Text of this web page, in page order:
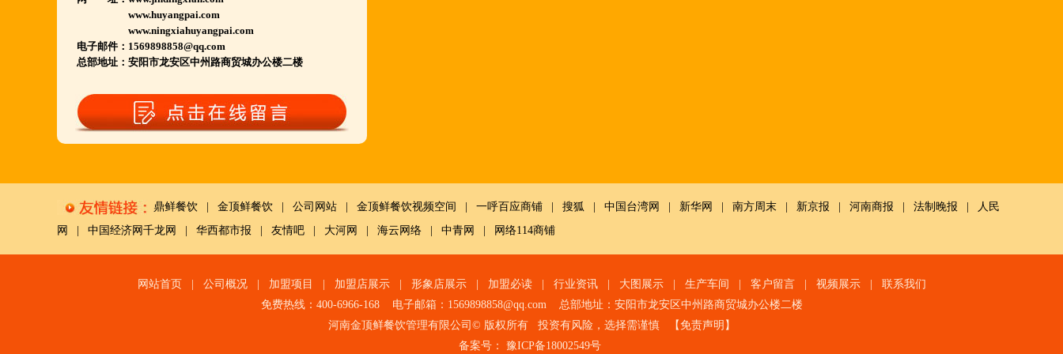
用派人上门指导.住店扶持的经营模式,宁夏风味,一
锅四吃,羊排突出鲜,香,嫩;香辣虾口感纯正,营养丰富,
回客多,易操作,夏天生意更火爆;无需聘厨师;是中小
盟的朋友,公司派人为您选址、设计门店;办理营业执
照;企划宣传;购置物品;全程指导;快开业再派厨师长
时再派厨师长住店不限期传授,直至教会为止;若您开
店无必胜厂的把握,请致电我们.
www.huyangpai.com
www.ningxiahuyangpai.com
电子邮件：1569898858@qq.com
总部地址： 安阳市龙安区中州路商贸城办公楼二楼
鼎鲜餐饮 金顶鲜餐饮 公司网站 金顶鲜餐饮视频空间 一呼百应商铺 搜狐 中国台湾网 新华网 南方周末 新京报 河南商报 法制晚报
人民
网
中国经济网千龙网 华西都市报 友情吧 大河网 海云网络 中青网 网络114商铺
网站首页 公司概况| 加盟项目 加盟店展示| 形象店展示| 加盟必读| 行业资讯| 大图展示| 生产车间 客户留言| 视频展示| 联系我们
免费热线：400-6966-168 电子邮箱：1569898858@qq.com 总部地址： 安阳市龙安区中州路商贸城办公楼二楼
河南金顶鲜餐饮管理有限公司© 版权所有 投资有风险，选择需谨慎 【免责声明 】
备案号： 豫ICP备18002549号